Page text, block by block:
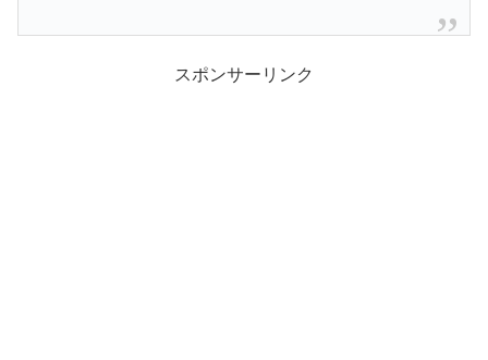
スポンサーリンク